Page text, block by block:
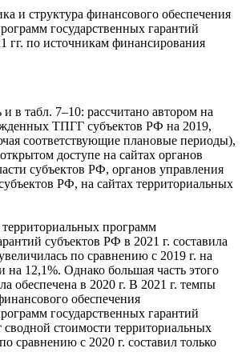
и структура финансового обеспечения
государственных гарантий
гг. по источникам финансирования
и в табл. 7–10: рассчитано автором на
ТПГГ субъектов РФ на 2019,
соответствующие плановые периоды),
доступе на сайтах органов
субъектов РФ, органов управления
РФ, на сайтах территориальных
программ
субъектов РФ в 2021 г. составила
по сравнению с 2019 г. на
на 12,1%. Однако большая часть этого
обеспечена в 2020 г. В 2021 г. темпы
обеспечения
государственных гарантий
сводной стоимости территориальных
сравнению с 2020 г. составил только